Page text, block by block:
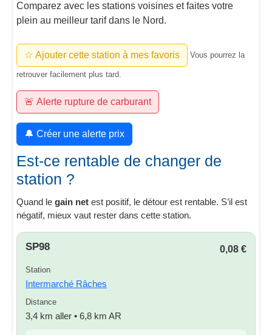
Comparez avec les stations voisines et faites votre
plein au meilleur tarif dans le Nord.
☆ Ajouter cette station à mes favoris Vous pourrez la
retrouver facilement plus tard.
🚨 Alerte rupture de carburant
🔔 Créer une alerte prix
Est-ce rentable de changer de
station ?
Quand legain net est positif, le détour est rentable. S’il est
négatif, mieux vaut rester dans cette station.
SP98 0,08 €
Station
Intermarché Râches
Distance
3,4 km aller • 6,8 km AR